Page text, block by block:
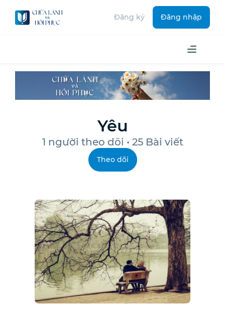
Đăng ký Đăng nhập
Yêu
1 người theo dõi • 25 Bài viết
Theo dõi